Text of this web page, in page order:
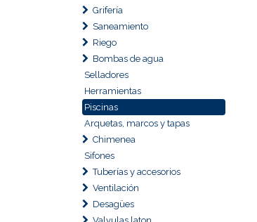
Grifería
Saneamiento
Riego
Bombas de agua
Selladores
Herramientas
Piscinas
Arquetas, marcos y tapas
Chimenea
Sifones
Tuberías y accesorios
Ventilación
Desagües
Valvulas laton